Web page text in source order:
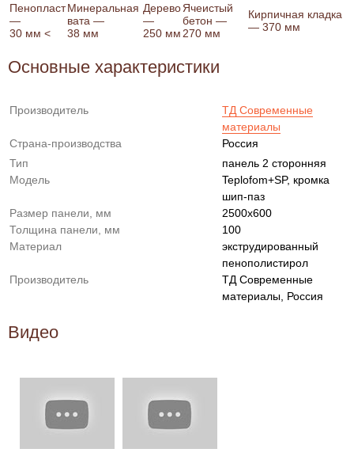
Пенопласт
—
30 мм <
Минеральная
вата —
38 мм
Дерево
—
250 мм
Ячеистый
бетон —
270 мм
Кирпичная кладка
— 370 мм
Основные характеристики
Производитель
ТД Современные
материалы
Страна-производства
Россия
Тип
панель 2 сторонняя
Модель
Teplofom+SP, кромка
шип-паз
Размер панели, мм
2500x600
Толщина панели, мм
100
Материал
экструдированный
пенополистирол
Производитель
ТД Современные
материалы, Россия
Видео